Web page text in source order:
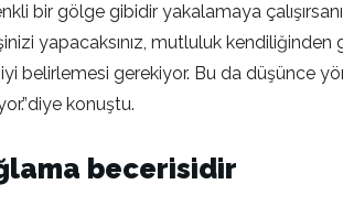
bir gölge gibidir yakalamaya
yapacaksınız, mutluluk kendiliğinden
belirlemesi gerekiyor. Bu da düşünce
konuştu.
becerisidir